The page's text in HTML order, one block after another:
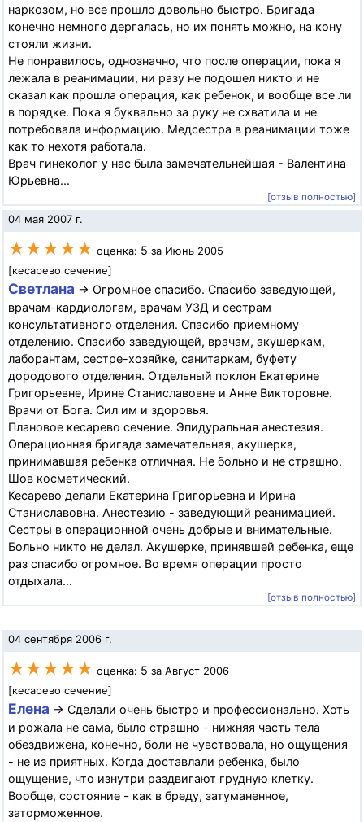
наркозом, но все прошло довольно быстро. Бригада
конечно немного дергалась, но их понять можно, на кону
стояли жизни.
Не понравилось, однозначно, что после операции, пока я
лежала в реанимации, ни разу не подошел никто и не
сказал как прошла операция, как ребенок, и вообще все ли
в порядке. Пока я буквально за руку не схватила и не
потребовала информацию. Медсестра в реанимации тоже
как то нехотя работала.
Врач гинеколог у нас была замечательнейшая - Валентина
Юрьевна...
[отзыв полностью]
04 мая 2007 г.
★★★★★ оценка: 5 за Июнь 2005
[кесарево сечение]
Светлана → Огромное спасибо. Спасибо заведующей,
врачам-кардиологам, врачам УЗД и сестрам
консультативного отделения. Спасибо приемному
отделению. Спасибо заведующей, врачам, акушеркам,
лаборантам, сестре-хозяйке, санитаркам, буфету
дородового отделения. Отдельный поклон Екатерине
Григорьевне, Ирине Станиславовне и Анне Викторовне.
Врачи от Бога. Сил им и здоровья.
Плановое кесарево сечение. Эпидуральная анестезия.
Операционная бригада замечательная, акушерка,
принимавшая ребенка отличная. Не больно и не страшно.
Шов косметический.
Кесарево делали Екатерина Григорьевна и Ирина
Станиславовна. Анестезию - заведующий реанимацией.
Сестры в операционной очень добрые и внимательные.
Больно никто не делал. Акушерке, принявшей ребенка, еще
раз спасибо огромное. Во время операции просто
отдыхала...
[отзыв полностью]
04 сентября 2006 г.
★★★★★ оценка: 5 за Август 2006
[кесарево сечение]
Елена → Сделали очень быстро и профессионально. Хоть
и рожала не сама, было страшно - нижняя часть тела
обездвижена, конечно, боли не чувствовала, но ощущения
- не из приятных. Когда доставлали ребенка, было
ощущение, что изнутри раздвигают грудную клетку.
Вообще, состояние - как в бреду, затуманенное,
заторможенное.